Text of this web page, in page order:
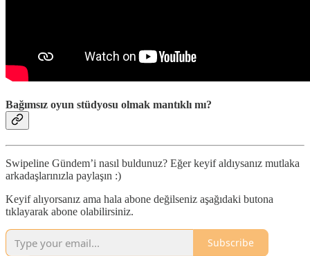
Bağımsız oyun stüdyosu olmak mantıklı mı?
Swipeline Gündem’i nasıl buldunuz? Eğer keyif aldıysanız mutlaka
arkadaşlarınızla paylaşın :)
Keyif alıyorsanız ama hala abone değilseniz aşağıdaki butona
tıklayarak abone olabilirsiniz.
Subscribe